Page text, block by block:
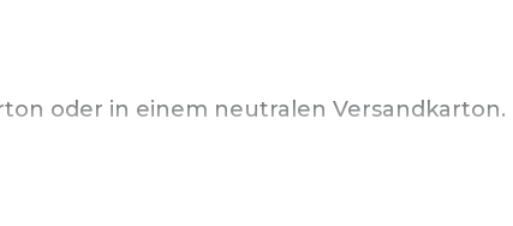
oder in einem neutralen Versandkarton.